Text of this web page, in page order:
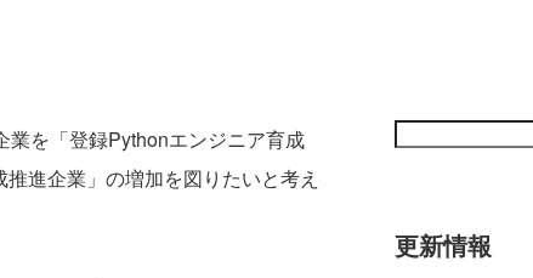
を「登録Pythonエンジニア育成
進企業」の増加を図りたいと考え
更新情報